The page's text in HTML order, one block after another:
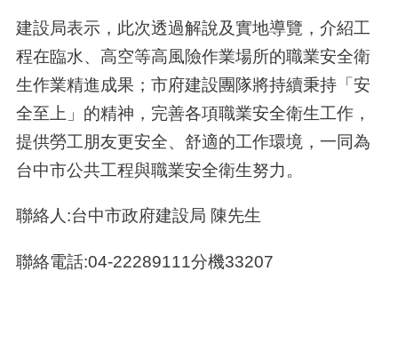
建設局表示，此次透過解說及實地導覽，介紹工
程在臨水、高空等高風險作業場所的職業安全衛
生作業精進成果；市府建設團隊將持續秉持「安
全至上」的精神，完善各項職業安全衛生工作，
提供勞工朋友更安全、舒適的工作環境，一同為
台中市公共工程與職業安全衛生努力。
聯絡人:台中市政府建設局 陳先生
聯絡電話:04-22289111分機33207